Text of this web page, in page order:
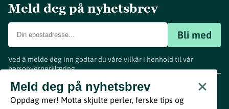
Meld deg på nyhetsbrev
Bli med
Ved å melde deg inn godtar du våre vilkår i henhold til vår
personvernerklæring.
Meld deg på nyhetsbrev
Oppdag mer! Motta skjulte perler, ferske tips og
www.visitvestfold.com
Turistinformasjon